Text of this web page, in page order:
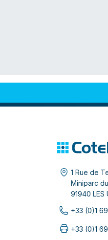
1 Rue de
Miniparc
91940 LES
+33 (0)1
+33 (0)1